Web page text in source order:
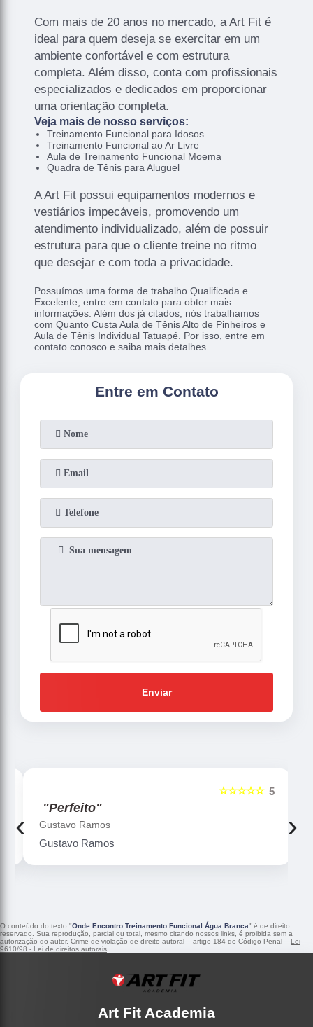
Com mais de 20 anos no mercado, a Art Fit é
ideal para quem deseja se exercitar em um
ambiente confortável e com estrutura
completa. Além disso, conta com profissionais
especializados e dedicados em proporcionar
uma orientação completa.
Veja mais de nosso serviços:
Treinamento Funcional para Idosos
Treinamento Funcional ao Ar Livre
Aula de Treinamento Funcional Moema
Quadra de Tênis para Aluguel
A Art Fit possui equipamentos modernos e
vestiários impecáveis, promovendo um
atendimento individualizado, além de possuir
estrutura para que o cliente treine no ritmo
que desejar e com toda a privacidade.
Possuímos uma forma de trabalho Qualificada e
Excelente, entre em contato para obter mais
informações. Além dos já citados, nós trabalhamos
com Quanto Custa Aula de Tênis Alto de Pinheiros e
Aula de Tênis Individual Tatuapé. Por isso, entre em
contato conosco e saiba mais detalhes.
Entre em Contato
Enviar
5
☆☆☆☆☆
"Perfeito"
Gustavo Ramos
Gustavo Ramos
‹ ›
O conteúdo do texto "Onde Encontro Treinamento Funcional Água Branca" é de direito
reservado. Sua reprodução, parcial ou total, mesmo citando nossos links, é proibida sem a
autorização do autor. Crime de violação de direito autoral – artigo 184 do Código Penal – Lei
9610/98 - Lei de direitos autorais
Art Fit Academia